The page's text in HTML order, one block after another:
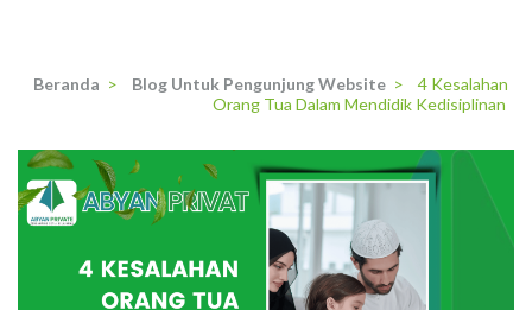
Beranda > Blog Untuk Pengunjung Website >
4 Kesalahan
Orang Tua Dalam Mendidik Kedisiplinan